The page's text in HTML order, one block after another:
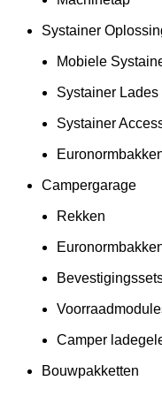
Systainer
Mobiele
Systainer Lades
Systainer
Campergarage
Rekken
Camper
Bouwpakketten